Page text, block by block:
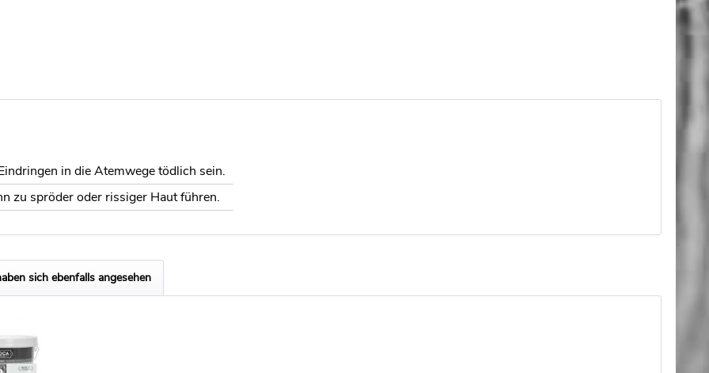
in die Atemwege tödlich sein.
zu spröder oder rissiger Haut führen.
sich ebenfalls angesehen